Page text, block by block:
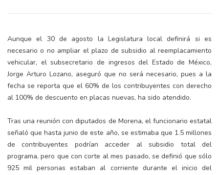
Aunque el 30 de agosto la Legislatura local definirá si es
necesario o no ampliar el plazo de subsidio al reemplacamiento
vehicular, el subsecretario de ingresos del Estado de México,
Jorge Arturo Lozano, aseguró que no será necesario, pues a la
fecha se reporta que el 60% de los contribuyentes con derecho
al 100% de descuento en placas nuevas, ha sido atendido.
Tras una reunión con diputados de Morena, el funcionario estatal
señaló que hasta junio de este año, se estimaba que 1.5 millones
de contribuyentes podrían acceder al subsidio total del
programa, pero que con corte al mes pasado, se definió que sólo
925 mil personas estaban al corriente durante el inicio del